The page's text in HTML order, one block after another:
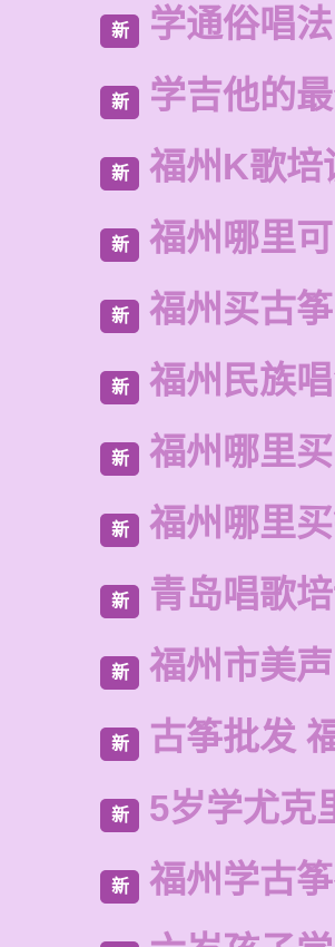
新 学通俗唱法
新 学吉他的
新 福州K歌培
新 福州哪里
新 福州买古
新 福州民族
新 福州哪里
新 福州哪里
新 青岛唱歌
新 福州市美
新 古筝批发
新 5岁学尤克
新 福州学古